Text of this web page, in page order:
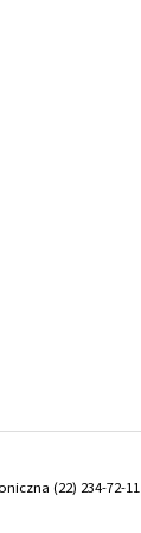
(22) 234-72-11